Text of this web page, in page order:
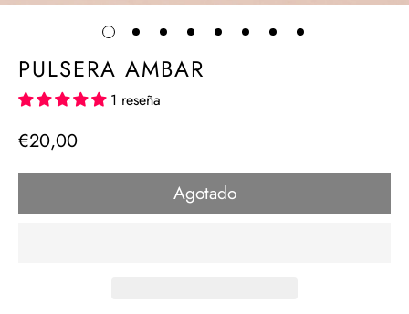
PULSERA AMBAR
1 reseña
Precio
€20,00
Agotado